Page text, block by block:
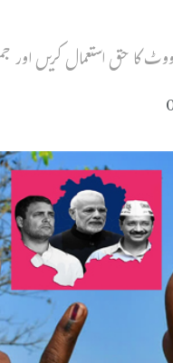
کا حق استعمال کریں اور